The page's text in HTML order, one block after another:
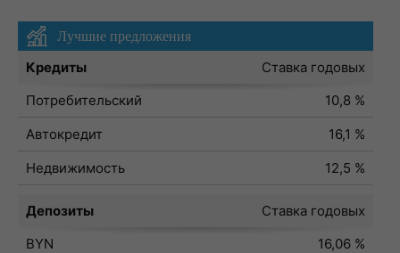
Лучшие предложения
Кредиты
Ставка годовых
Потребительский
10,8 %
Автокредит
16,1 %
Недвижимость
12,5 %
Депозиты
Ставка годовых
BYN
16,06 %